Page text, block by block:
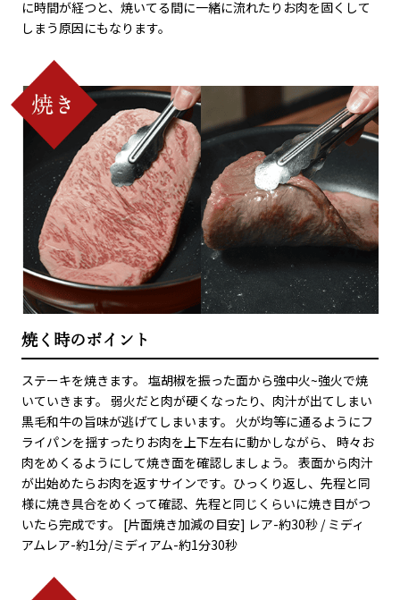
に時間が経つと、焼いてる間に一緒に流れたりお肉を固くして
しまう原因にもなります。
焼く時のポイント
ステーキを焼きます。 塩胡椒を振った面から強中火~強火で焼
いていきます。 弱火だと肉が硬くなったり、肉汁が出てしまい
黒毛和牛の旨味が逃げてしまいます。 火が均等に通るようにフ
ライパンを揺すったりお肉を上下左右に動かしながら、 時々お
肉をめくるようにして焼き面を確認しましょう。 表面から肉汁
が出始めたらお肉を返すサインです。ひっくり返し、先程と同
様に焼き具合をめくって確認、先程と同じくらいに焼き目がつ
いたら完成です。 [片面焼き加減の目安] レア-約30秒 / ミディ
アムレア-約1分/ミディアム-約1分30秒